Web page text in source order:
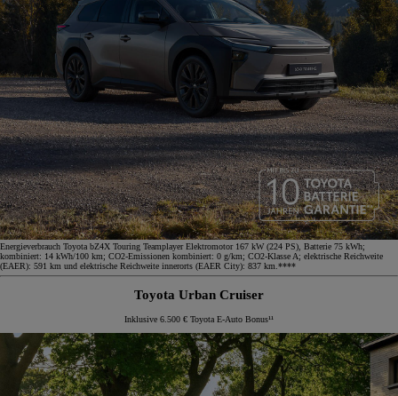
Energieverbrauch Toyota bZ4X Touring Teamplayer Elektromotor 167 kW (224 PS), Batterie 75 kWh;
kombiniert: 14 kWh/100 km; CO2-Emissionen kombiniert: 0 g/km; CO2-Klasse A; elektrische Reichweite
(EAER): 591 km und elektrische Reichweite innerorts (EAER City): 837 km.****
Toyota Urban Cruiser
Inklusive 6.500 € Toyota E-Auto Bonus¹¹